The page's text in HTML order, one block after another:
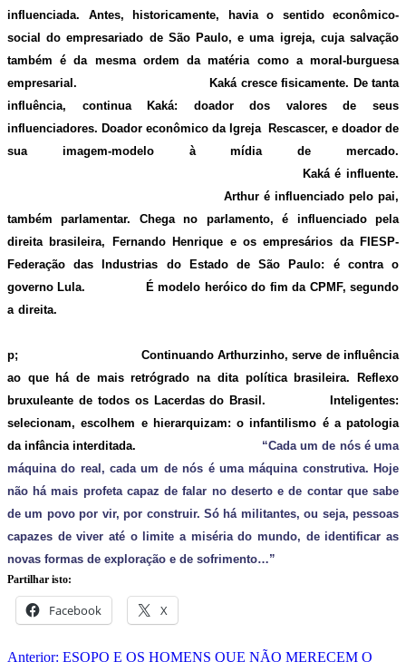
influenciada. Antes, historicamente, havia o sentido econômico-
social do empresariado de São Paulo, e uma igreja, cuja salvação
também é da mesma ordem da matéria como a moral-burguesa
empresarial. Kaká cresce fisicamente. De tanta
influência, continua Kaká: doador dos valores de seus
influenciadores. Doador econômico da Igreja Rescascer, e doador de
sua imagem-modelo à mídia de mercado.
Kaká é influente.
Arthur é influenciado pelo pai,
também parlamentar. Chega no parlamento, é influenciado pela
direita brasileira, Fernando Henrique e os empresários da FIESP-
Federação das Industrias do Estado de São Paulo: é contra o
governo Lula. É modelo heróico do fim da CPMF, segundo
a direita.
p; Continuando Arthurzinho, serve de influência
ao que há de mais retrógrado na dita política brasileira. Reflexo
bruxuleante de todos os Lacerdas do Brasil. Inteligentes:
selecionam, escolhem e hierarquizam: o infantilismo é a patologia
da infância interditada. “Cada um de nós é uma
máquina do real, cada um de nós é uma máquina construtiva. Hoje
não há mais profeta capaz de falar no deserto e de contar que sabe
de um povo por vir, por construir. Só há militantes, ou seja, pessoas
capazes de viver até o limite a miséria do mundo, de identificar as
novas formas de exploração e de sofrimento…”
Partilhar isto:
Facebook X
Anterior: ESOPO E OS HOMENS QUE NÃO MERECEM O